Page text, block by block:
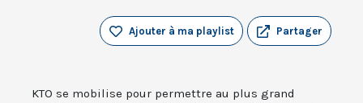
Partager
Ajouter à ma playlist
KTO se mobilise pour permettre au plus grand